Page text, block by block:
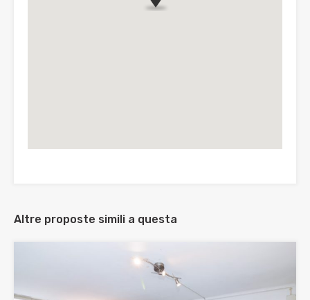
Altre proposte simili a questa